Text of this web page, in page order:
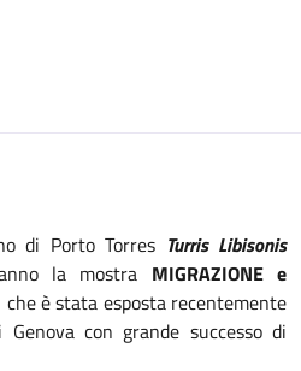
di Porto Torres Turris Libisonis
la mostra MIGRAZIONE e
che è stata esposta recentemente
con grande successo di